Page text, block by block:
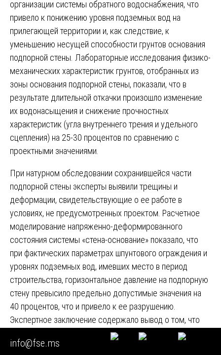
организации системы обратного водоснабжения, что
привело к понижению уровня подземных вод на
прилегающей территории и, как следствие, к
уменьшению несущей способности грунтов основания
подпорной стены. Лабораторные исследования физико-
механических характеристик грунтов, отобранных из
зоны основания подпорной стены, показали, что в
результате длительной откачки произошло изменение
их водонасыщения и снижение прочностных
характеристик (угла внутреннего трения и удельного
сцепления) на 25-30 процентов по сравнению с
проектными значениями.
При натурном обследовании сохранившейся части
подпорной стены эксперты выявили трещины и
деформации, свидетельствующие о ее работе в
условиях, не предусмотренных проектом. Расчетное
моделирование напряженно-деформированного
состояния системы «стена-основание» показало, что
при фактических параметрах шпунтового ограждения и
уровнях подземных вод, имевших место в период
строительства, горизонтальное давление на подпорную
стену превысило предельно допустимые значения на
40 процентов, что и привело к ее разрушению.
Экспертное заключение содержало вывод о том, что
причиной разрушения подпорной стены являются
нарушения, допущенные застройщиком при
info@fse.ms